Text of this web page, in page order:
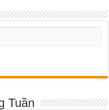
Tuần